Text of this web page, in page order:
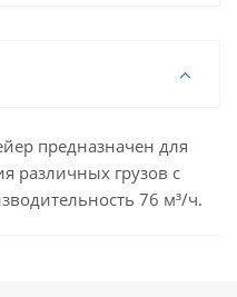
предназначен для
различных грузов с
76 м³/ч.